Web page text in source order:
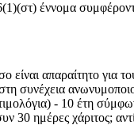
έννομα
απαραίτητο για
συνέχεια
- 10 έτη
30 ημέρες χάριτος;